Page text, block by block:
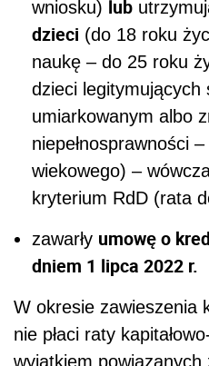
wniosku) lub
dzieci (do 18 roku
naukę – do 25 roku
dzieci legitymujących
umiarkowanym albo
niepełnosprawności
wiekowego) –
kryterium RdD (rata
zawarły umowę o
dniem 1 lipca 2022 r.
W okresie zawieszenia
nie płaci raty
wyjątkiem powiązanych